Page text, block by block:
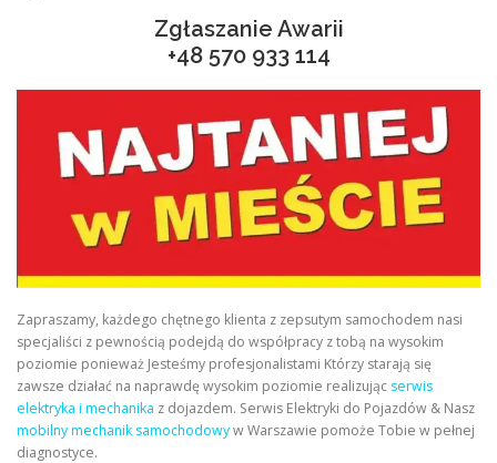
Zgłaszanie Awarii
+48 570 933 114
Zapraszamy, każdego chętnego klienta z zepsutym samochodem nasi
specjaliści z pewnością podejdą do współpracy z tobą na wysokim
poziomie ponieważ Jesteśmy profesjonalistami Którzy starają się
zawsze działać na naprawdę wysokim poziomie realizując serwis
elektryka i mechanika z dojazdem. Serwis Elektryki do Pojazdów & Nasz
mobilny mechanik samochodowyw Warszawie pomoże Tobie w pełnej
diagnostyce.